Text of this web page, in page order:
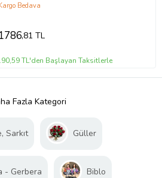
Bedava
1786,81 TL
TL'den Başlayan Taksitlerle
Fazla Kategori
Sarkıt Güller
- Gerbera Biblo